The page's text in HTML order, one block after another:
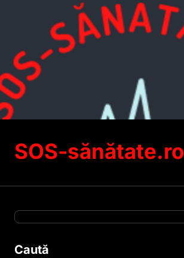
SOS-sănătate.ro
Caută